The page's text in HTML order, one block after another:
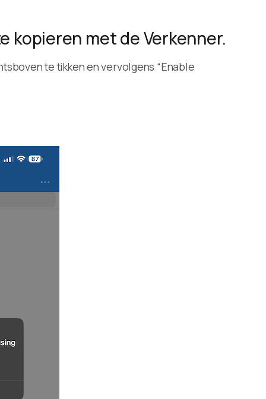
kopieren met de Verkenner.
te tikken en vervolgens “Enable